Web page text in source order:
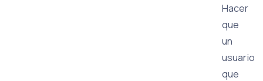
Hacer
que
un
usuario
que